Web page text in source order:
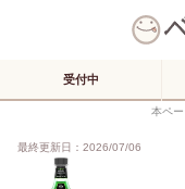
受付中
本ペ
最終更新日：2026/07/06